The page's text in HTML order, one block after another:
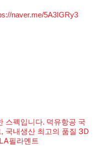
naver.me/5A3IGRy3
스펙입니다. 덕유항공 국
국내생산 최고의 품질 3D
필라멘트